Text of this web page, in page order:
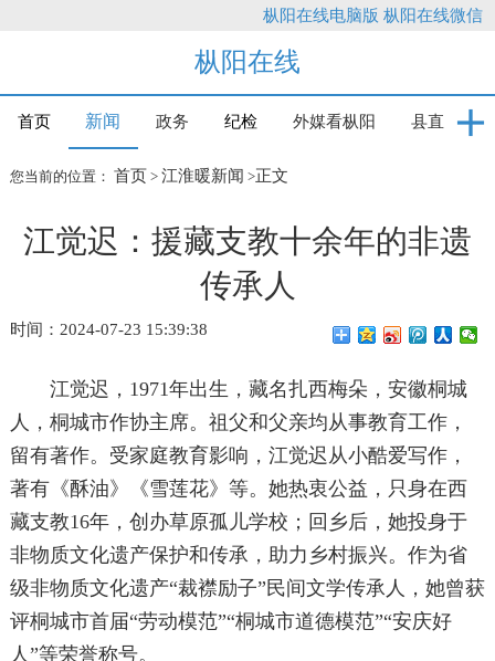
枞阳在线电脑版 枞阳在线微信
枞阳在线
首页 新闻 政务 纪检 外媒看枞阳 县直
您当前的位置： 首页 > 江淮暖新闻 >正文
江觉迟：援藏支教十余年的非遗
传承人
时间：2024-07-23 15:39:38
江觉迟，1971年出生，藏名扎西梅朵，安徽桐城
人，桐城市作协主席。祖父和父亲均从事教育工作，
留有著作。受家庭教育影响，江觉迟从小酷爱写作，
著有《酥油》《雪莲花》等。她热衷公益，只身在西
藏支教16年，创办草原孤儿学校；回乡后，她投身于
非物质文化遗产保护和传承，助力乡村振兴。作为省
级非物质文化遗产“裁襟励子”民间文学传承人，她曾获
评桐城市首届“劳动模范”“桐城市道德模范”“安庆好
人”等荣誉称号。